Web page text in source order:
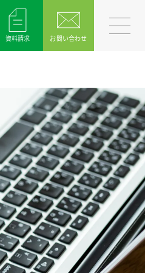
資料請求 お問い合わせ